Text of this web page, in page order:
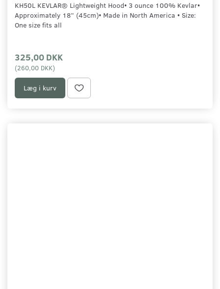
KH50L KEVLAR® Lightweight Hood• 3 ounce 100% Kevlar•
Approximately 18” (45cm)• Made in North America • Size:
One size fits all
325,00 DKK
(260,00 DKK)
Læg i kurv